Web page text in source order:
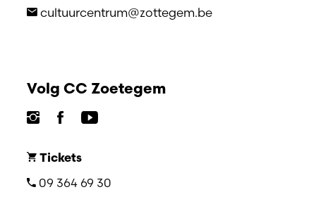
cultuurcentrum@zottegem.be
Volg CC Zoetegem
Tickets
09 364 69 30